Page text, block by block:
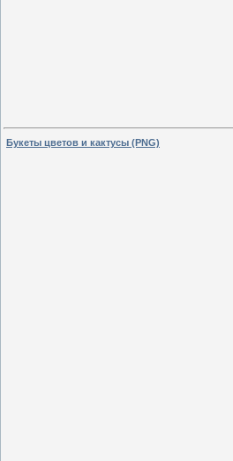
Букеты цветов и кактусы (PNG)